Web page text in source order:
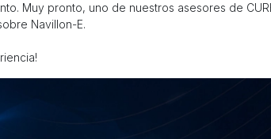
Muy pronto, uno de nuestros asesores de
Navillon-E.